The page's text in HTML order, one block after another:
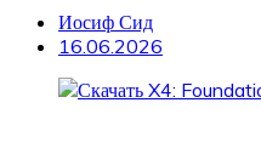
Иосиф Сид
16.06.2026